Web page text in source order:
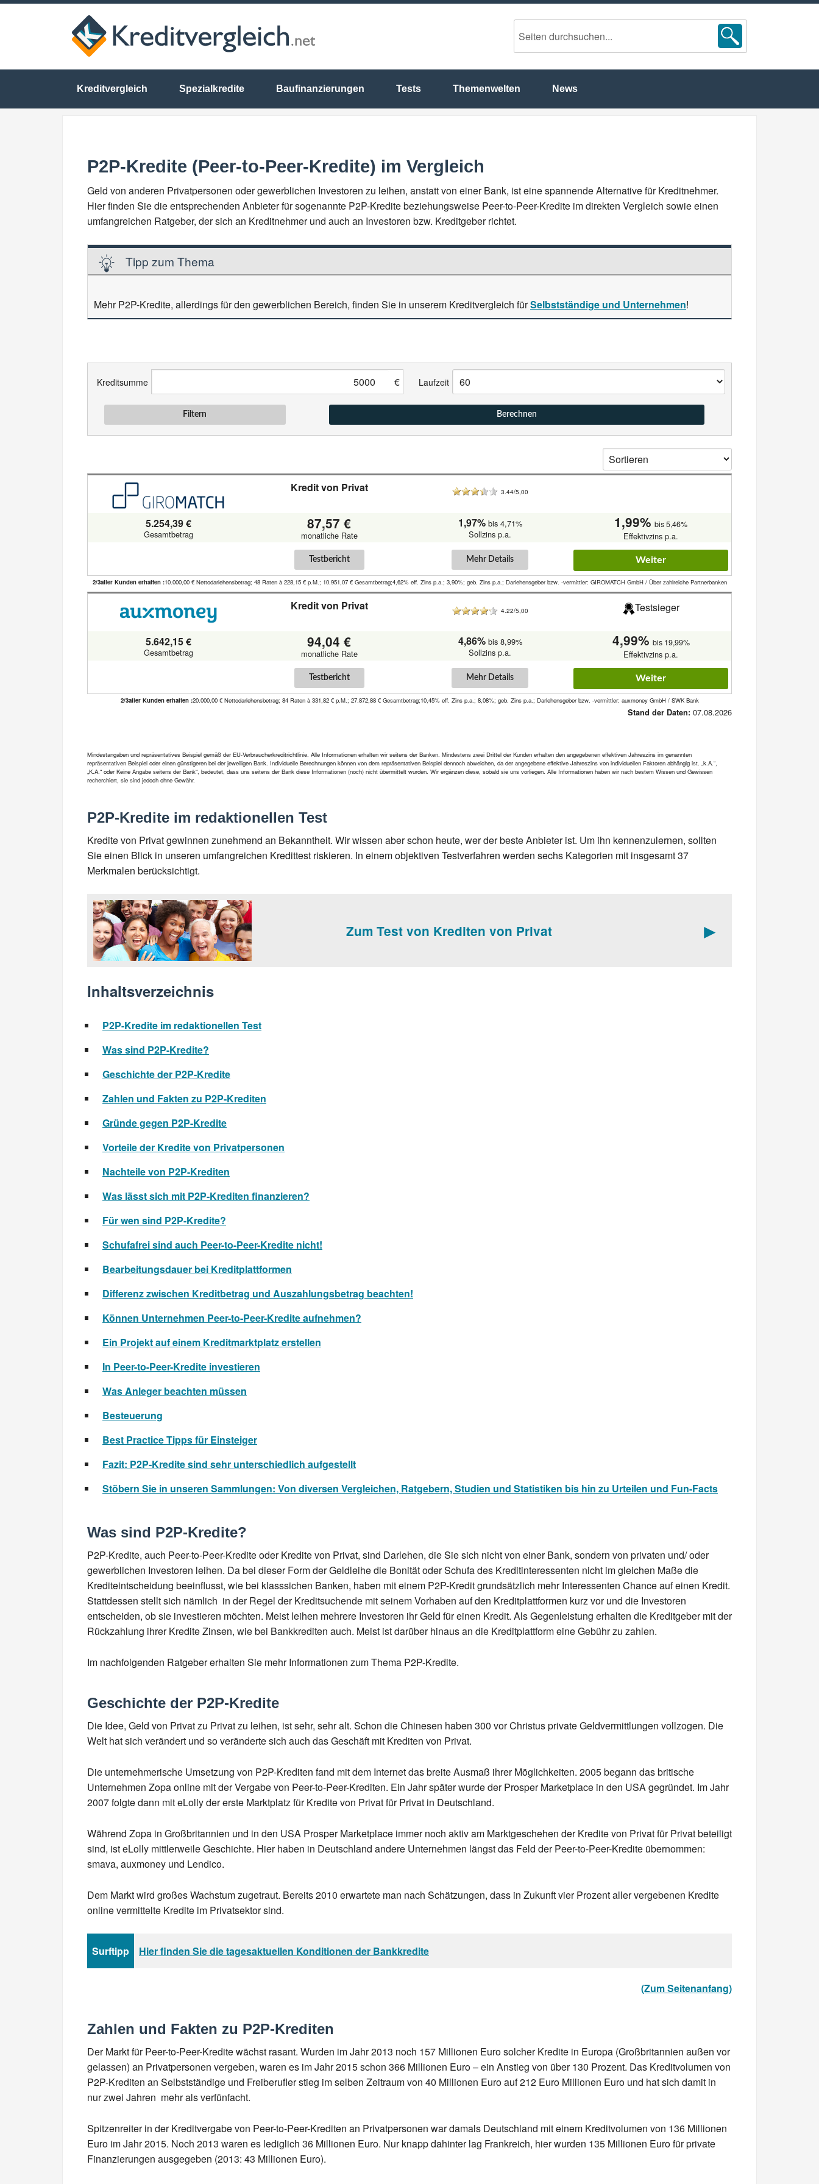
Kreditvergleich Spezialkredite Baufinanzierungen Tests Themenwelten News
P2P-Kredite (Peer-to-Peer-Kredite) im Vergleich
Geld von anderen Privatpersonen oder gewerblichen Investoren zu leihen, anstatt von einer Bank, ist eine spannende Alternative für Kreditnehmer.
Hier finden Sie die entsprechenden Anbieter für sogenannte P2P-Kredite beziehungsweise Peer-to-Peer-Kredite im direkten Vergleich sowie einen
umfangreichen Ratgeber, der sich an Kreditnehmer und auch an Investoren bzw. Kreditgeber richtet.
Tipp zum Thema
Mehr P2P-Kredite, allerdings für den gewerblichen Bereich, finden Sie in unserem Kreditvergleich fürSelbstständige und Unternehmen!
Kreditsumme € Laufzeit
Filtern Berechnen
Kredit von Privat 3.44/5,00
5.254,39 €
Gesamtbetrag
87,57 €
monatliche Rate
1,97% bis 4,71%
Sollzins p.a.
1,99% bis 5,46%
Effektivzins p.a.
Testbericht Mehr Details Weiter
2/3aller Kunden erhalten :10.000,00 € Nettodarlehensbetrag; 48 Raten à 228,15 € p.M.; 10.951,07 € Gesamtbetrag;4,62% eff. Zins p.a.; 3,90%; geb. Zins p.a.; Darlehensgeber bzw. -vermittler: GIROMATCH GmbH / Über zahlreiche Partnerbanken
Kredit von Privat 4.22/5,00 Testsieger
5.642,15 €
Gesamtbetrag
94,04 €
monatliche Rate
4,86% bis 8,99%
Sollzins p.a.
4,99% bis 19,99%
Effektivzins p.a.
Testbericht Mehr Details Weiter
2/3aller Kunden erhalten :20.000,00 € Nettodarlehensbetrag; 84 Raten à 331,82 € p.M.; 27.872,88 € Gesamtbetrag;10,45% eff. Zins p.a.; 8,08%; geb. Zins p.a.; Darlehensgeber bzw. -vermittler: auxmoney GmbH / SWK Bank
Stand der Daten: 07.08.2026
Mindestangaben und repräsentatives Beispiel gemäß der EU-Verbraucherkreditrichtlinie. Alle Informationen erhalten wir seitens der Banken. Mindestens zwei Drittel der Kunden erhalten den angegebenen effektiven Jahreszins im genannten
repräsentativen Beispiel oder einen günstigeren bei der jeweiligen Bank. Individuelle Berechnungen können von dem repräsentativen Beispiel dennoch abweichen, da der angegebene effektive Jahreszins von individuellen Faktoren abhängig ist. „k.A.“,
„K.A.“ oder Keine Angabe seitens der Bank“, bedeutet, dass uns seitens der Bank diese Informationen (noch) nicht übermittelt wurden. Wir ergänzen diese, sobald sie uns vorliegen. Alle Informationen haben wir nach bestem Wissen und Gewissen
recherchiert, sie sind jedoch ohne Gewähr.
P2P-Kredite im redaktionellen Test
Kredite von Privat gewinnen zunehmend an Bekanntheit. Wir wissen aber schon heute, wer der beste Anbieter ist. Um ihn kennenzulernen, sollten
Sie einen Blick in unseren umfangreichen Kredittest riskieren. In einem objektiven Testverfahren werden sechs Kategorien mit insgesamt 37
Merkmalen berücksichtigt.
Zum Test von Krediten von Privat ►
Inhaltsverzeichnis
P2P-Kredite im redaktionellen Test
Was sind P2P-Kredite?
Geschichte der P2P-Kredite
Zahlen und Fakten zu P2P-Krediten
Gründe gegen P2P-Kredite
Vorteile der Kredite von Privatpersonen
Nachteile von P2P-Krediten
Was lässt sich mit P2P-Krediten finanzieren?
Für wen sind P2P-Kredite?
Schufafrei sind auch Peer-to-Peer-Kredite nicht!
Bearbeitungsdauer bei Kreditplattformen
Differenz zwischen Kreditbetrag und Auszahlungsbetrag beachten!
Können Unternehmen Peer-to-Peer-Kredite aufnehmen?
Ein Projekt auf einem Kreditmarktplatz erstellen
In Peer-to-Peer-Kredite investieren
Was Anleger beachten müssen
Besteuerung
Best Practice Tipps für Einsteiger
Fazit: P2P-Kredite sind sehr unterschiedlich aufgestellt
Stöbern Sie in unseren Sammlungen: Von diversen Vergleichen, Ratgebern, Studien und Statistiken bis hin zu Urteilen und Fun-Facts
Was sind P2P-Kredite?
P2P-Kredite, auch Peer-to-Peer-Kredite oder Kredite von Privat, sind Darlehen, die Sie sich nicht von einer Bank, sondern von privaten und/ oder
gewerblichen Investoren leihen. Da bei dieser Form der Geldleihe die Bonität oder Schufa des Kreditinteressenten nicht im gleichen Maße die
Krediteintscheidung beeinflusst, wie bei klasssichen Banken, haben mit einem P2P-Kredit grundsätzlich mehr Interessenten Chance auf einen Kredit.
Stattdessen stellt sich nämlich in der Regel der Kreditsuchende mit seinem Vorhaben auf den Kreditplattformen kurz vor und die Investoren
entscheiden, ob sie investieren möchten. Meist leihen mehrere Investoren ihr Geld für einen Kredit. Als Gegenleistung erhalten die Kreditgeber mit der
Rückzahlung ihrer Kredite Zinsen, wie bei Bankkrediten auch. Meist ist darüber hinaus an die Kreditplattform eine Gebühr zu zahlen.
Im nachfolgenden Ratgeber erhalten Sie mehr Informationen zum Thema P2P-Kredite.
Geschichte der P2P-Kredite
Die Idee, Geld von Privat zu Privat zu leihen, ist sehr, sehr alt. Schon die Chinesen haben 300 vor Christus private Geldvermittlungen vollzogen. Die
Welt hat sich verändert und so veränderte sich auch das Geschäft mit Krediten von Privat.
Die unternehmerische Umsetzung von P2P-Krediten fand mit dem Internet das breite Ausmaß ihrer Möglichkeiten. 2005 begann das britische
Unternehmen Zopa online mit der Vergabe von Peer-to-Peer-Krediten. Ein Jahr später wurde der Prosper Marketplace in den USA gegründet. Im Jahr
2007 folgte dann mit eLolly der erste Marktplatz für Kredite von Privat für Privat in Deutschland.
Während Zopa in Großbritannien und in den USA Prosper Marketplace immer noch aktiv am Marktgeschehen der Kredite von Privat für Privat beteiligt
sind, ist eLolly mittlerweile Geschichte. Hier haben in Deutschland andere Unternehmen längst das Feld der Peer-to-Peer-Kredite übernommen:
smava, auxmoney und Lendico.
Dem Markt wird großes Wachstum zugetraut. Bereits 2010 erwartete man nach Schätzungen, dass in Zukunft vier Prozent aller vergebenen Kredite
online vermittelte Kredite im Privatsektor sind.
Surftipp Hier finden Sie die tagesaktuellen Konditionen der Bankkredite
(Zum Seitenanfang)
Zahlen und Fakten zu P2P-Krediten
Der Markt für Peer-to-Peer-Kredite wächst rasant. Wurden im Jahr 2013 noch 157 Millionen Euro solcher Kredite in Europa (Großbritannien außen vor
gelassen) an Privatpersonen vergeben, waren es im Jahr 2015 schon 366 Millionen Euro – ein Anstieg von über 130 Prozent. Das Kreditvolumen von
P2P-Krediten an Selbstständige und Freiberufler stieg im selben Zeitraum von 40 Millionen Euro auf 212 Euro Millionen Euro und hat sich damit in
nur zwei Jahren mehr als verfünfacht.
Spitzenreiter in der Kreditvergabe von Peer-to-Peer-Krediten an Privatpersonen war damals Deutschland mit einem Kreditvolumen von 136 Millionen
Euro im Jahr 2015. Noch 2013 waren es lediglich 36 Millionen Euro. Nur knapp dahinter lag Frankreich, hier wurden 135 Millionen Euro für private
Finanzierungen ausgegeben (2013: 43 Millionen Euro).